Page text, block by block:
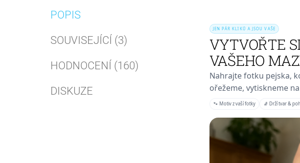
POPIS
SOUVISEJÍCÍ (3)
HODNOCENÍ (160)
DISKUZE
JEN PÁR KLIKŮ A JSOU VAŠE
VYTVOŘTE
VAŠEHO
Nahrajte fotku pejska,
ořežeme, vytiskneme
🐾 Motiv z vaší fotky 🧦 Drží tvar &